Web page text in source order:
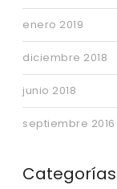
enero 2019
diciembre 2018
junio 2018
septiembre 2016
Categorías